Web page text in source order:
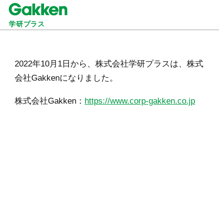
学研プラス
2022年10月1日から、株式会社学研プラスは、株式
会社Gakkenになりました。
株式会社Gakken： https://www.corp-gakken.co.jp